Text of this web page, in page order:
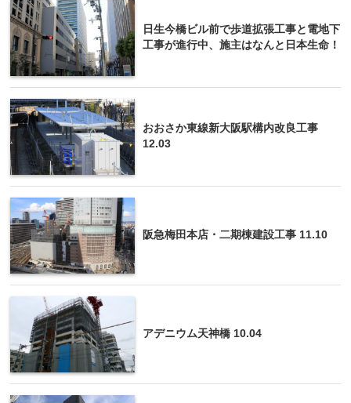
日生今橋ビル前で歩道拡張工事と電地下
工事が進行中、施主はなんと日本生命！
おおさか東線新大阪駅構内改良工事
12.03
阪急梅田本店・二期棟建設工事 11.10
アデニウム天神橋 10.04